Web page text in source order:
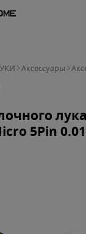
Аксессуары
5Pin